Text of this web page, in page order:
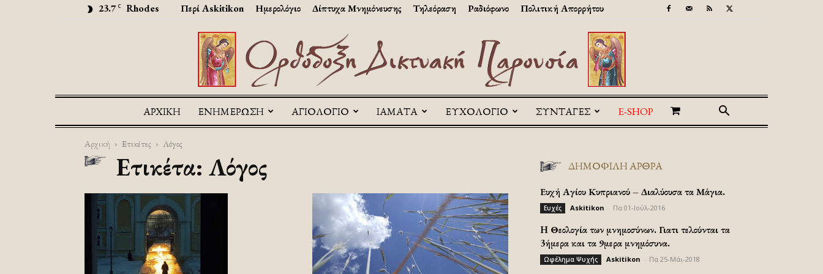
23.7 C Rhodes Περί Askitikon Ημερολόγιο Δίπτυχα Μνημόνευσης Τηλεόραση Ραδιόφωνο Πολιτική Απορρήτου
Askitikon
ΑΡΧΙΚΉ ΕΝΗΜΕΡΩΣΗ ΑΓΙΟΛΟΓΙΟ ΙΑΜΑΤΑ ΕΥΧΟΛΟΓΙΟ ΣΥΝΤΑΓΕΣ E-SHOP
Αρχική Ετικέτες Λόγος
Ετικέτα: Λόγος ΔΗΜΟΦΙΛΗ ΑΡΘΡΑ
Ευχή Αγίου Κυπριανού – Διαλύουσα τα Μάγια.
Ευχές Askitikon Πα 01-Ιούλ-2016
H Θεολογία των μνημοσύνων. Γιατι τελούνται τα
3ήμερα και τα 9μερα μνημόσυνα.
Ωφέλημα Ψυχής Askitikon Πα 25-Μάι-2018